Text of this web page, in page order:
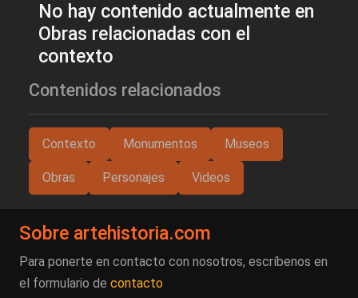
No hay contenido actualmente en
Obras relacionadas con el
contexto
Contenidos relacionados
Contexto Monumentos Museos
Obras Personajes Videos
Sobre artehistoria.com
Para ponerte en contacto con nosotros, escríbenos en
el formulario de contacto